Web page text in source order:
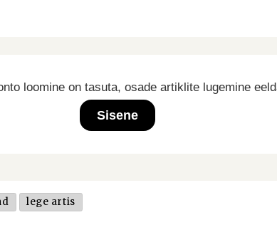
loomine on tasuta, osade artiklite lugemine
Sisene
lege artis